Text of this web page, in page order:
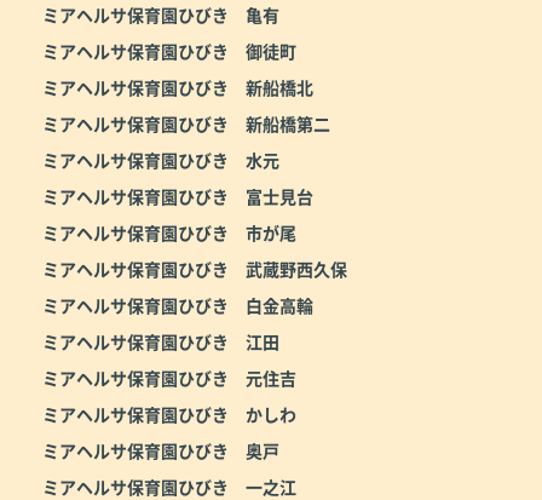
ミアヘルサ保育園ひびき 亀有
ミアヘルサ保育園ひびき 御徒町
ミアヘルサ保育園ひびき 新船橋北
ミアヘルサ保育園ひびき 新船橋第二
ミアヘルサ保育園ひびき 水元
ミアヘルサ保育園ひびき 富士見台
ミアヘルサ保育園ひびき 市が尾
ミアヘルサ保育園ひびき 武蔵野西久保
ミアヘルサ保育園ひびき 白金高輪
ミアヘルサ保育園ひびき 江田
ミアヘルサ保育園ひびき 元住吉
ミアヘルサ保育園ひびき かしわ
ミアヘルサ保育園ひびき 奥戸
ミアヘルサ保育園ひびき 一之江